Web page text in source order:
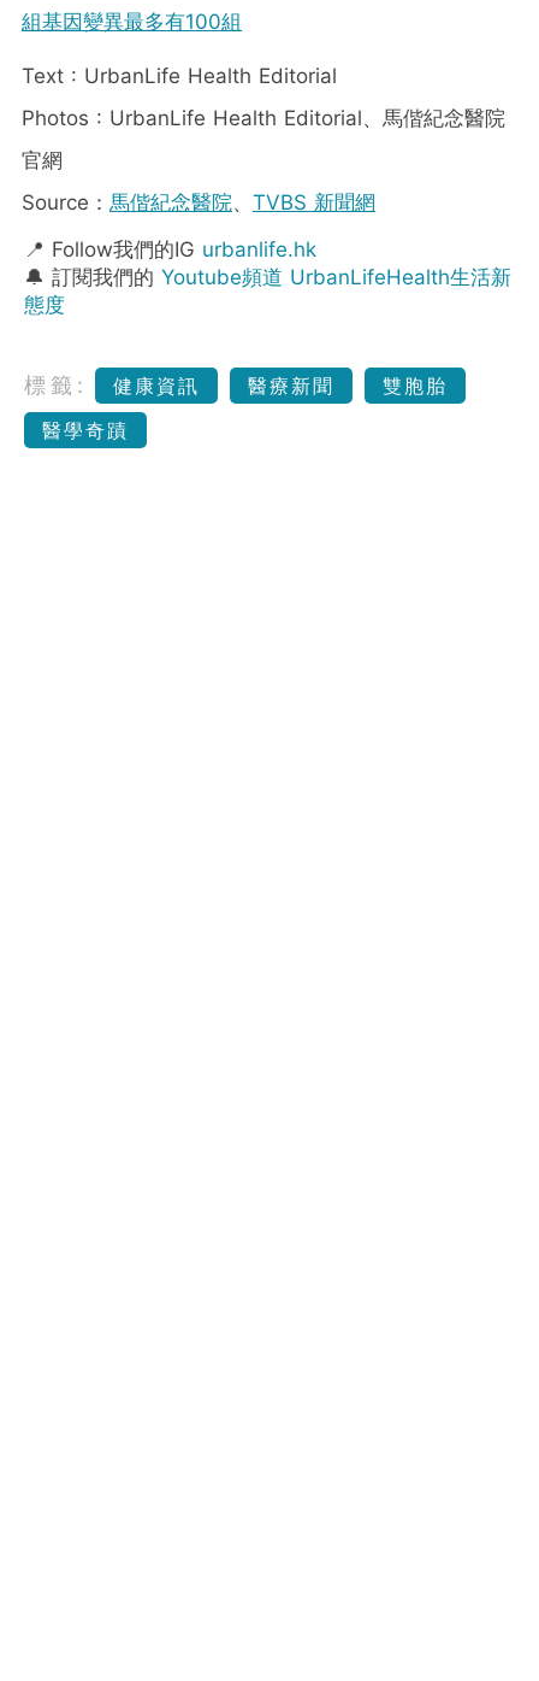
組基因變異最多有100組
Text : UrbanLife Health Editorial
Photos : UrbanLife Health Editorial、馬偕紀念醫院
官網
Source： 馬偕紀念醫院、 TVBS 新聞網
📍 Follow我們的IG urbanlife.hk
🔔 訂閱我們的 Youtube頻道 UrbanLifeHealth生活新
態度
標籤: 健康資訊 醫療新聞
雙胞胎
醫學奇蹟